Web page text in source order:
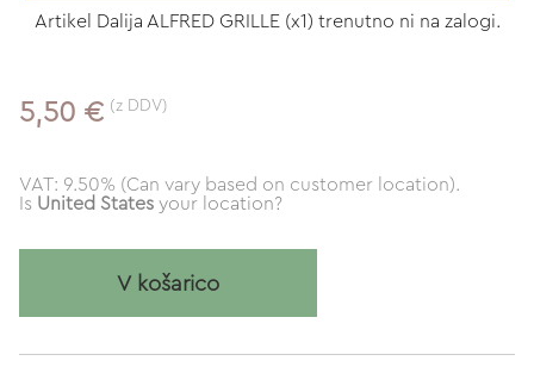
Artikel Dalija ALFRED GRILLE (x1) trenutno ni na zalogi.
5,50 € (z DDV)
VAT: 9.50% (Can vary based on customer location).
Is United States your location?
V košarico